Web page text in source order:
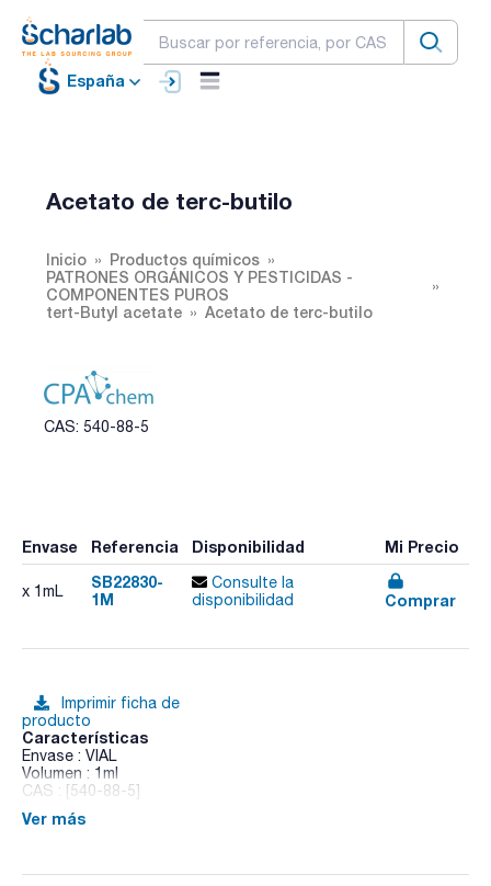
España
Acetato de terc-butilo
Inicio
Productos químicos
PATRONES ORGÁNICOS Y PESTICIDAS -
COMPONENTES PUROS
tert-Butyl acetate
Acetato de terc-butilo
CAS: 540-88-5
Envase Referencia Disponibilidad Mi Precio
x 1mL
SB22830-
1M
Consulte la
disponibilidad
Comprar
Imprimir ficha de
producto
Características
Envase : VIAL
Volumen : 1ml
CAS : [540-88-5]
tert-Butyl acetate
Ver más